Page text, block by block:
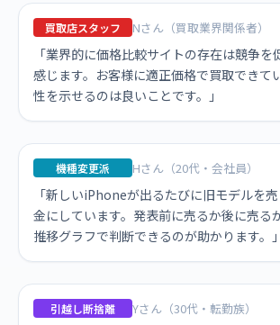
買取店スタッフ Nさん（買取業界関係者）
「業界的に価格比較サイトの存在は競争を
感じます。お客様に適正価格で買取できて
性を示せるのは良いことです。」
機種変更派 Hさん（20代・会社員）
「新しいiPhoneが出るたびに旧モデルを
金にしています。発表前に売るか後に売る
推移グラフで判断できるのが助かります。」
引越し断捨離 Yさん（30代・転勤族）